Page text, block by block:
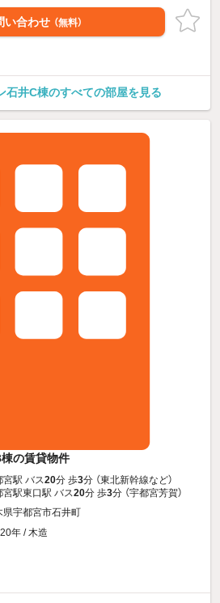
い合わせ （無料）
石井C棟のすべての部屋を見る
の賃貸物件
宮駅 バス20分 歩3分 （東北新幹線など）
宮駅東口駅 バス20分 歩3分 （宇都宮芳賀）
県宇都宮市石井町
年 / 木造